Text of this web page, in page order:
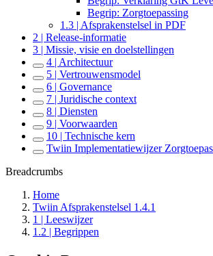
Begrip: Zorgtoepassing
1.3 | Afsprakenstelsel in PDF
2 | Release-informatie
3 | Missie, visie en doelstellingen
4 | Architectuur
5 | Vertrouwensmodel
6 | Governance
7 | Juridische context
8 | Diensten
9 | Voorwaarden
10 | Technische kern
Twiin Implementatiewijzer
Breadcrumbs
Home
Twiin Afsprakenstelsel 1.4.1
1 | Leeswijzer
1.2 | Begrippen